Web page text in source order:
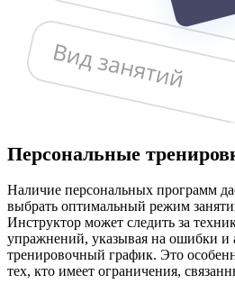
Персональные
Наличие персональных программ
выбрать оптимальный режим
Инструктор может следить за
упражнений, указывая на ошибки и
тренировочный график. Это
тех, кто имеет ограничения,